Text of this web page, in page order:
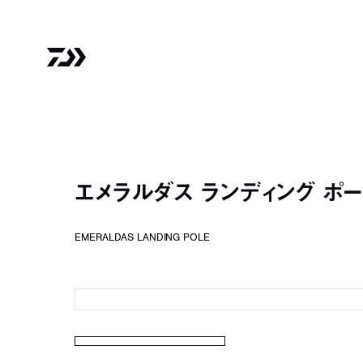
エメラルダス ランディング ポ
EMERALDAS LANDING POLE